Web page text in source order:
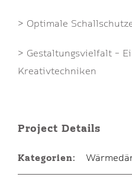
> Optimale
> Gestaltungsvielfalt –
Kreativtechniken
Project Details
Kategorien: